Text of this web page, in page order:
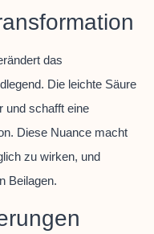
das
Die leichte Säure
und schafft eine
Diese Nuance macht
zu wirken, und
Beilagen.